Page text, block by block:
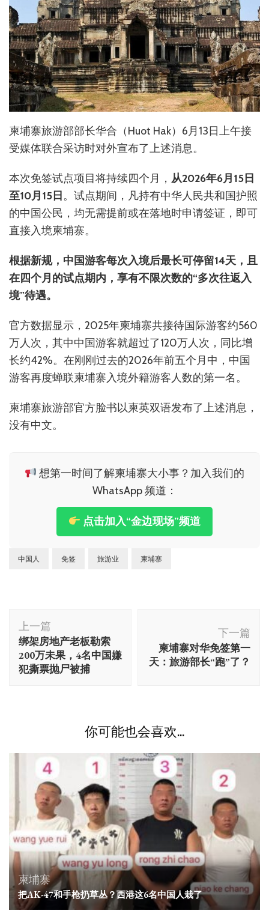
柬埔寨旅游部部长华合（Huot Hak）6月13日上午接
受媒体联合采访时对外宣布了上述消息。
本次免签试点项目将持续四个月， 从2026年6月15日
至10月15日 。试点期间，凡持有中华人民共和国护照
的中国公民，均无需提前或在落地时申请签证，即可
直接入境柬埔寨。
根据新规，中国游客每次入境后最长可停留14天，且
在四个月的试点期内，享有不限次数的“多次往返入
境”待遇。
官方数据显示，2025年柬埔寨共接待国际游客约560
万人次，其中中国游客就超过了120万人次，同比增
长约42%。在刚刚过去的2026年前五个月中，中国
游客再度蝉联柬埔寨入境外籍游客人数的第一名。
柬埔寨旅游部官方脸书以柬英双语发布了上述消息，
没有中文。
想第一时间了解柬埔寨大小事？加入我们的
WhatsApp 频道：
点击加入“金边现场”频道
中国人 免签 旅游业 柬埔寨
博
文
导
航
上一篇
绑架房地产老板勒索
200万未果，4名中国嫌
犯撕票抛尸被捕
下一篇
柬埔寨对华免签第一
天：旅游部长“跑”了？
你可能也会喜欢...
柬埔寨
把AK-47和手枪扔草丛？西港这6名中国人栽了